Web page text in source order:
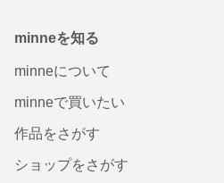
minneを知る
minneについて
minneで買いたい
作品をさがす
ショップをさがす